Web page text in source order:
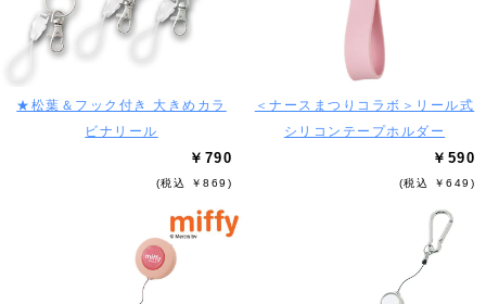
★松葉＆フック付き 大きめカラ
ビナリール
￥790
(税込 ￥869)
＜ナースまつりコラボ＞リール式
シリコンテープホルダー
￥590
(税込 ￥649)